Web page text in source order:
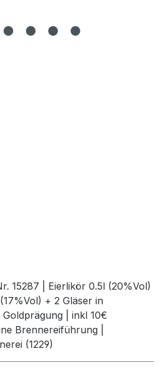
15287 | Eierlikör 0.5l (20%Vol)
+ 2 Gläser in
| inkl 10€
Brennereiführung |
(1229)